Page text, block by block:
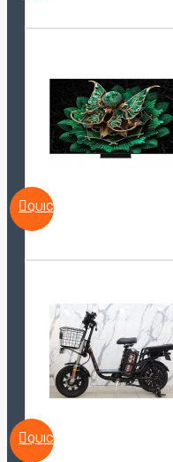
QUICKVIEW
QUICKVIEW